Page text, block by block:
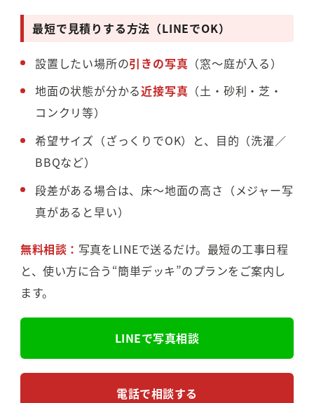
最短で見積りする方法（LINEでOK）
設置したい場所の引きの写真 （窓〜庭が入る）
地面の状態が分かる近接写真 （土・砂利・芝・
コンクリ等）
希望サイズ（ざっくりでOK）と、目的（洗濯／
BBQなど）
段差がある場合は、床〜地面の高さ（メジャー写
真があると早い）
無料相談： 写真をLINEで送るだけ。最短の工事日程
と、使い方に合う“簡単デッキ”のプランをご案内し
ます。
LINEで写真相談
電話で相談する